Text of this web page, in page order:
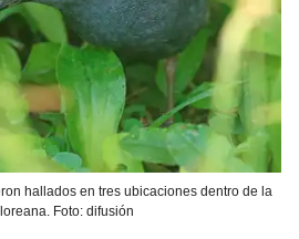
hallados en tres ubicaciones dentro de la
Foto: difusión